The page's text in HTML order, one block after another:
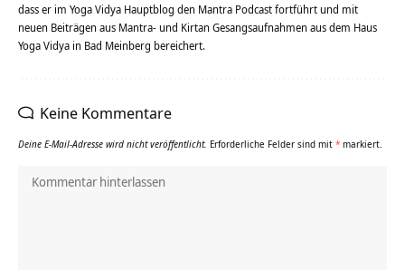
dass er im Yoga Vidya Hauptblog den Mantra Podcast fortführt und mit
neuen Beiträgen aus Mantra- und Kirtan Gesangsaufnahmen aus dem Haus
Yoga Vidya in Bad Meinberg bereichert.
Keine Kommentare
Deine E-Mail-Adresse wird nicht veröffentlicht. Erforderliche Felder sind mit * markiert.